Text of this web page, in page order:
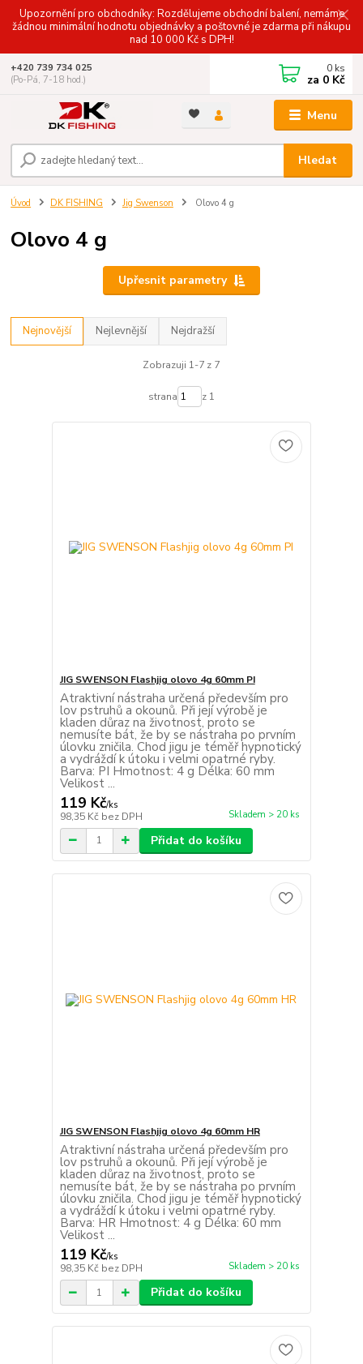
Upozornění pro obchodníky: Rozdělujeme obchodní balení, nemáme
žádnou minimální hodnotu objednávky a poštovné je zdarma při nákupu
nad 10 000 Kč s DPH!
Menu
Hledat
+420 739 734 025
(Po-Pá, 7-18 hod.)
0 ks
za 0 Kč
Úvod DK FISHING Jig Swenson Olovo 4 g
Olovo 4 g
Upřesnit parametry
Nejnovější Nejlevnější Nejdražší
Zobrazuji 1-7 z 7
strana z 1
JIG SWENSON Flashjig olovo 4g 60mm PI
Atraktivní nástraha určená především pro
lov pstruhů a okounů. Při její výrobě je
kladen důraz na životnost, proto se
nemusíte bát, že by se nástraha po prvním
úlovku zničila. Chod jigu je téměř hypnotický
a vydráždí k útoku i velmi opatrné ryby.
Barva: PI Hmotnost: 4 g Délka: 60 mm
Velikost ...
119 Kč/ks
98,35 Kč bez DPH Skladem > 20 ks
Přidat do košíku
JIG SWENSON Flashjig olovo 4g 60mm HR
Atraktivní nástraha určená především pro
lov pstruhů a okounů. Při její výrobě je
kladen důraz na životnost, proto se
nemusíte bát, že by se nástraha po prvním
úlovku zničila. Chod jigu je téměř hypnotický
a vydráždí k útoku i velmi opatrné ryby.
Barva: HR Hmotnost: 4 g Délka: 60 mm
Velikost ...
119 Kč/ks
98,35 Kč bez DPH Skladem > 20 ks
Přidat do košíku